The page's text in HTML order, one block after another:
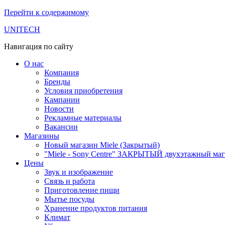
Перейти к содержимому
UNITECH
Навигация по сайту
О нас
Компания
Бренды
Условия приобретения
Кампании
Новости
Рекламные материалы
Вакансии
Магазины
Новый магазин Miele (Закрытый)
"Miele - Sony Centre" ЗАКРЫТЫЙ двухэтажный
Цены
Звук и изображение
Связь и работа
Приготовление пищи
Мытье посуды
Хранение продуктов питания
Климат